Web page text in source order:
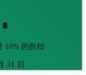
10% 的折扣
31 日